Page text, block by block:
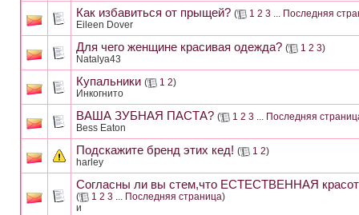
Как избавиться от прыщей? ( 1 2 3 ... Последняя
Eileen Dover
Для чего женщине красивая одежда? ( 1 2 3)
Natalya43
Купальники ( 1 2)
Инкогнито
ВАША ЗУБНАЯ ПАСТА? ( 1 2 3 ... Последняя
Bess Eaton
Подскажите бренд этих кед! ( 1 2)
harley
Согласны ли вы стем,что ЕСТЕСТВЕННАЯ
( 1 2 3 ... Последняя страница)
и